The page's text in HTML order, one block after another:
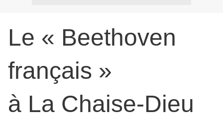
Le « Beethoven
français »
à La Chaise-Dieu